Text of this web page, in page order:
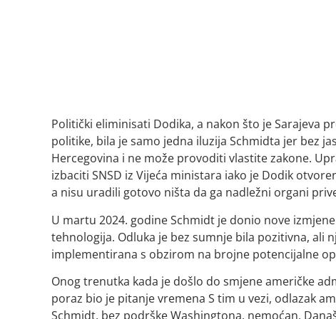
Politički eliminisati Dodika, a nakon što je Sarajeva
politike, bila je samo jedna iluzija Schmidta jer bez
Hercegovina i ne može provoditi vlastite zakone.
izbaciti SNSD iz Vijeća ministara iako je Dodik
a nisu uradili gotovo ništa da ga nadležni organi
U martu 2024. godine Schmidt je donio nove
tehnologija. Odluka je bez sumnje bila pozitivna, ali
implementirana s obzirom na brojne potencijalne
Onog trenutka kada je došlo do smjene američke
poraz bio je pitanje vremena S tim u vezi, odlazak
Schmidt, bez podrške Washingtona, nemoćan.